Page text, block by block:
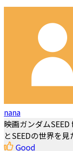
nana
映画ガンダム
とSEEDの世界を見
Good